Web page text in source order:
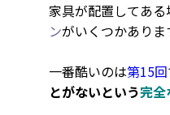
家具が配置してあ
ンがいくつかありま
一番酷いのは第15回
とがないという完全